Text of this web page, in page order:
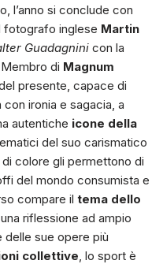
l’anno si conclude con
fotografo inglese Martin
Guadagnini con la
di Magnum
presente, capace di
ironia e sagacia, a
autentiche icone della
del suo carismatico
di colore gli permettono di
del mondo consumista e
compare il tema dello
riflessione ad ampio
delle sue opere più
collettive , lo sport è